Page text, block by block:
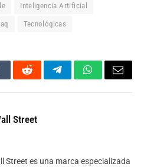
Inteligencia Artificial
Tecnológicas
RedditTelegramWhatsApp
Email
Street
Street es una marca especializada